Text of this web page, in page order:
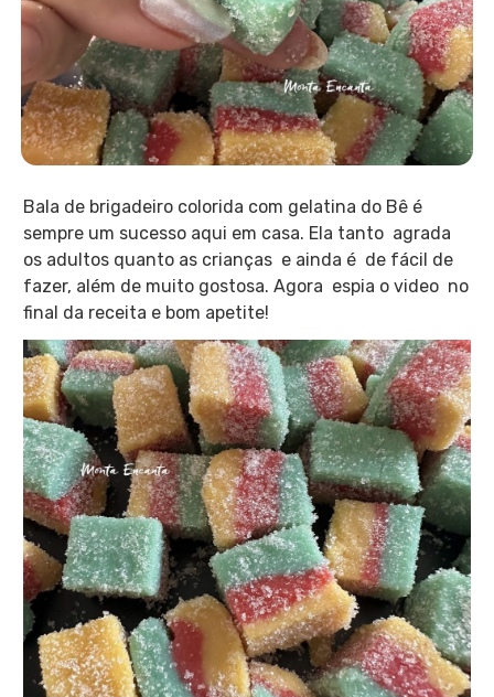
Bala de brigadeiro colorida com gelatina do Bê é
sempre um sucesso aqui em casa. Ela tanto agrada
os adultos quanto as crianças e ainda é de fácil de
fazer, além de muito gostosa. Agora espia o video no
final da receita e bom apetite!